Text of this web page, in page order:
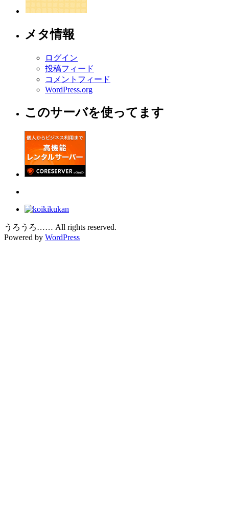
メタ情報
ログイン
投稿フィード
コメントフィード
WordPress.org
このサーバを使ってます
うろうろ…… All rights reserved.
Powered by WordPress